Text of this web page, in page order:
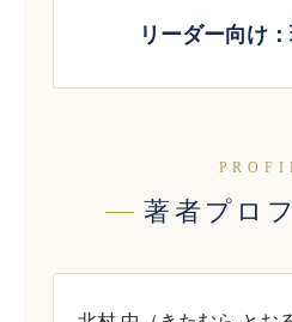
リーダー向け
著者プロ